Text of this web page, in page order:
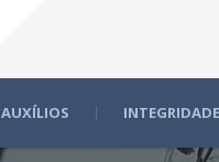
AUXÍLIOS INTEGRIDADE